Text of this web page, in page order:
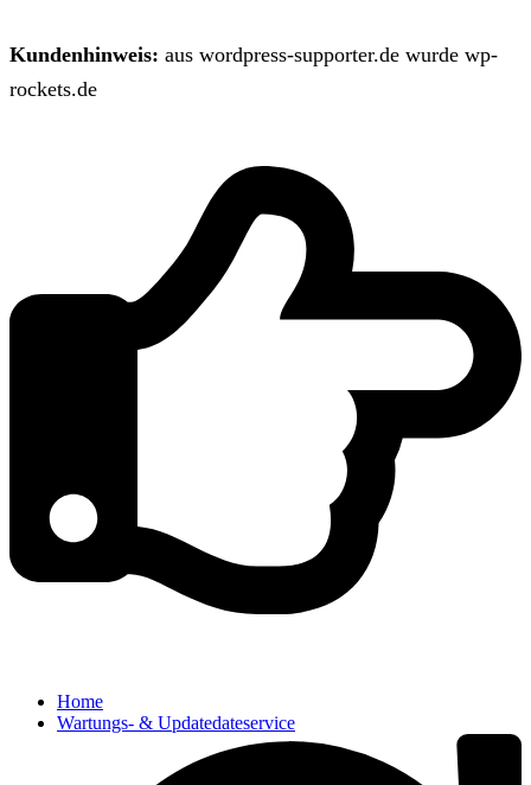
Kundenhinweis: aus wordpress-supporter.de wurde wp-
rockets.de
Home
Wartungs- & Updatedateservice